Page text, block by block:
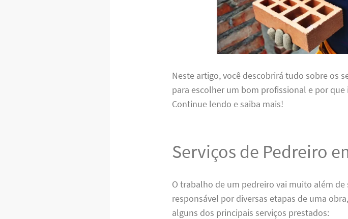
Neste artigo, você descobrirá tudo sobre os
para escolher um bom profissional e por
Continue lendo e saiba mais!
Serviços de Pedreiro
O trabalho de um pedreiro vai muito além
responsável por diversas etapas de uma
alguns dos principais serviços prestados: